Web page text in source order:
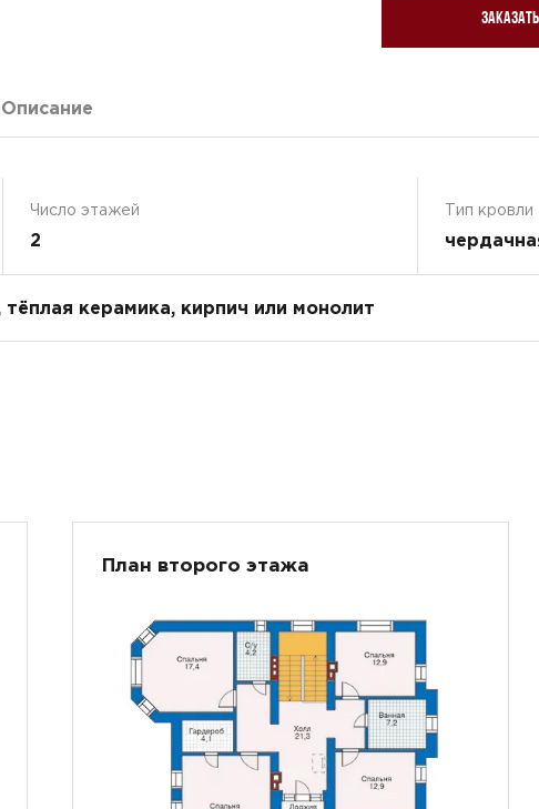
Описание
Число этажей
2
Тип кровли
керамика, кирпич или монолит
План второго этажа